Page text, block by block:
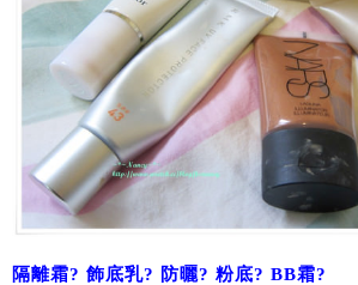
隔離霜? 飾底乳? 防曬? 粉底? BB霜?